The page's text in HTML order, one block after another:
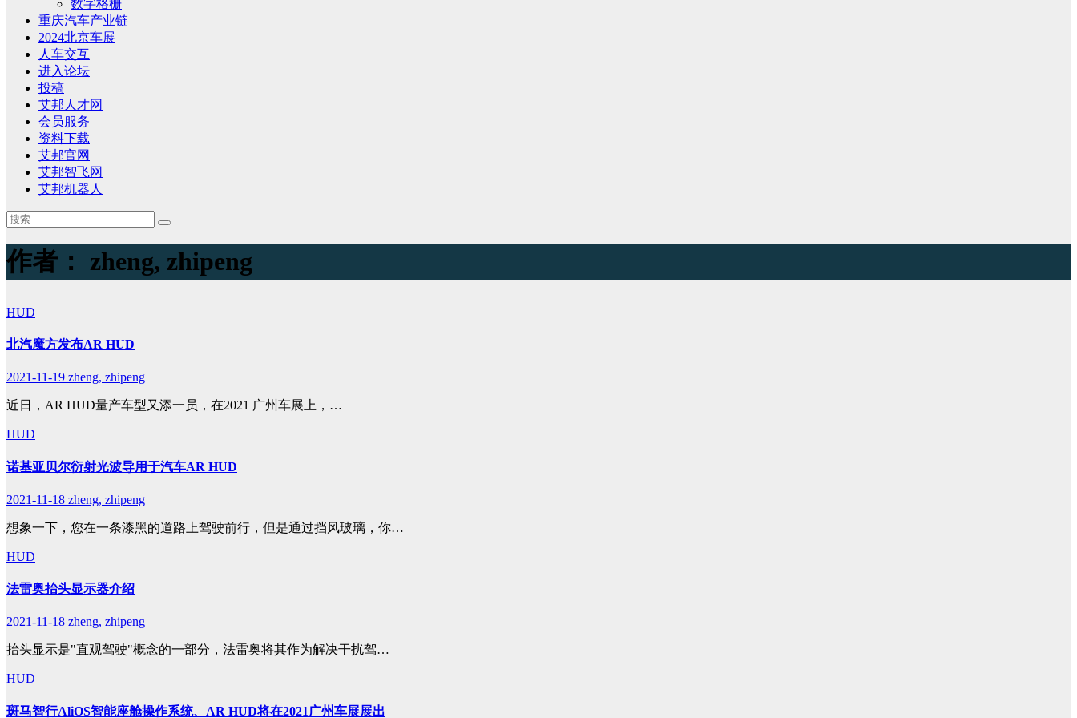
数字格栅
重庆汽车产业链
2024北京车展
人车交互
进入论坛
投稿
艾邦人才网
会员服务
资料下载
艾邦官网
艾邦智飞网
艾邦机器人
作者： zheng, zhipeng
HUD
北汽魔方发布AR HUD
2021-11-19 zheng, zhipeng
近日，AR HUD量产车型又添一员，在2021 广州车展上，…
HUD
诺基亚贝尔衍射光波导用于汽车AR HUD
2021-11-18 zheng, zhipeng
想象一下，您在一条漆黑的道路上驾驶前行，但是通过挡风玻璃，你…
HUD
法雷奥抬头显示器介绍
2021-11-18 zheng, zhipeng
抬头显示是"直观驾驶"概念的一部分，法雷奥将其作为解决干扰驾…
HUD
斑马智行AliOS智能座舱操作系统、AR HUD将在2021广州车展展出